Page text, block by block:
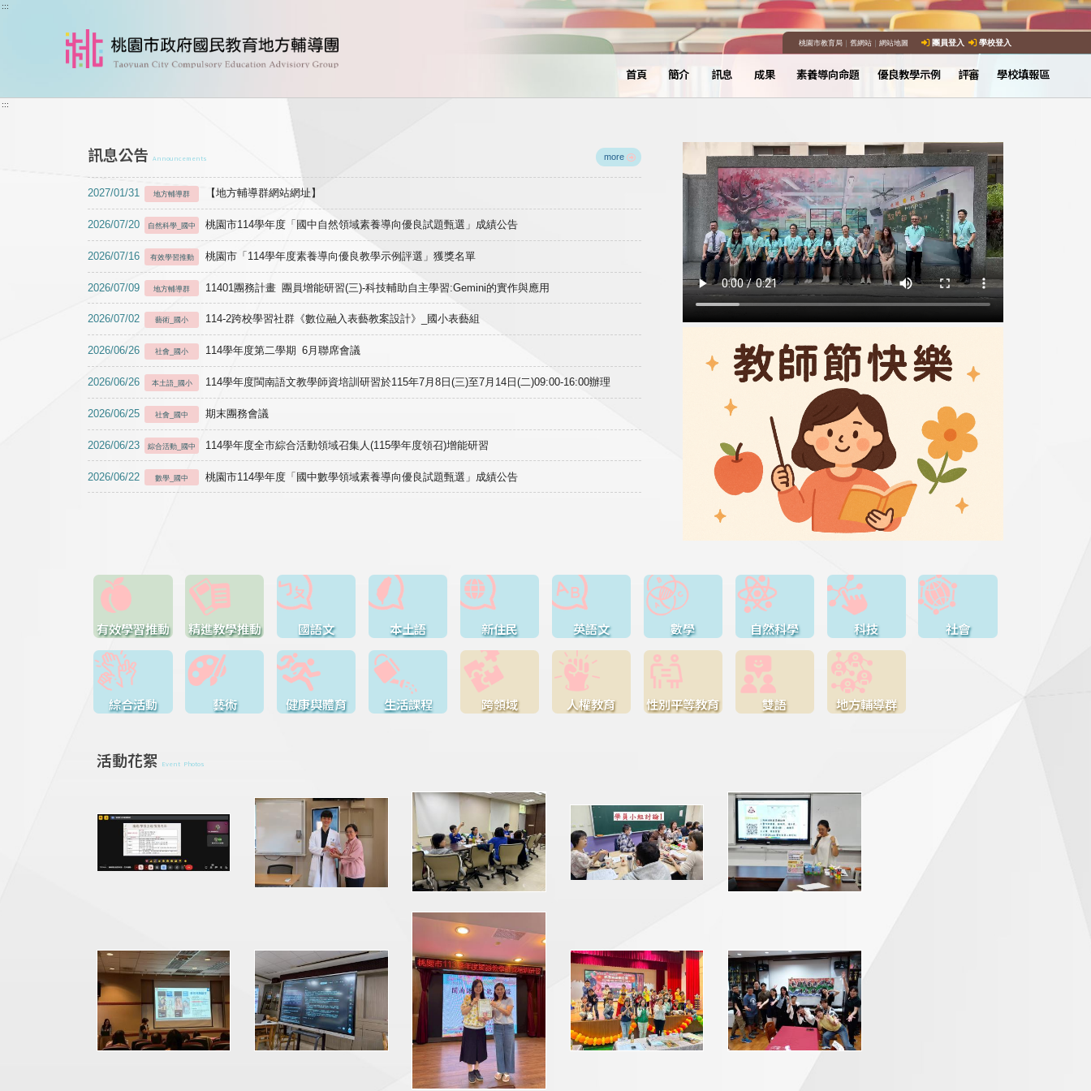
跳到主要內容
:::
桃園市教育局｜ 舊網站｜ 網站地圖 團員登入 學校登入
首頁 簡介 訊息 成果 素養導向命題 優良教學示例 評審 學校填報區
:::
訊息公告 Announcements more
2027/01/31 地方輔導群 【地方輔導群網站網址】
2026/07/20 自然科學_國中 桃園市114學年度「國中自然領域素養導向優良試題甄選」成績公告
2026/07/16 有效學習推動 桃園市「114學年度素養導向優良教學示例評選」獲獎名單
2026/07/09 地方輔導群 11401團務計畫 團員增能研習(三)-科技輔助自主學習:Gemini的實作與應用
2026/07/02 藝術_國小 114-2跨校學習社群《數位融入表藝教案設計》_國小表藝組
2026/06/26 社會_國小 114學年度第二學期 6月聯席會議
2026/06/26 本土語_國小 114學年度閩南語文教學師資培訓研習於115年7月8日(三)至7月14日(二)09:00-16:00辦理
2026/06/25 社會_國中 期末團務會議
2026/06/23 綜合活動_國中 114學年度全市綜合活動領域召集人(115學年度領召)增能研習
2026/06/22 數學_國中 桃園市114學年度「國中數學領域素養導向優良試題甄選」成績公告
有效學習推動 精進教學推動 國語文 本土語 新住民 英語文 數學 自然科學 科技 社會
綜合活動 藝術 健康與體育 生活課程 跨領域 人權教育 性別平等教育 雙語 地方輔導群
活動花絮 Event Photos